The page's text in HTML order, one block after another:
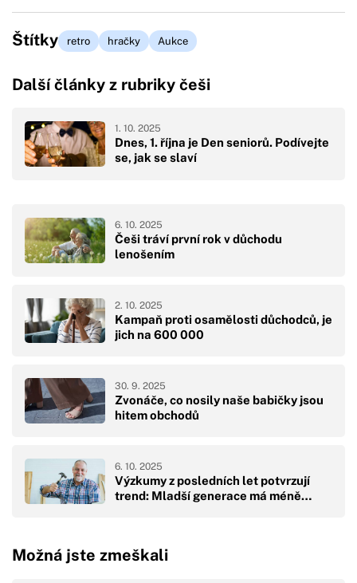
Štítky retro hračky Aukce
Další články z rubriky češi
Dnes, 1. října je Den seniorů. Podívejte
se, jak se slaví
1. 10. 2025
Češi tráví první rok v důchodu
lenošením
6. 10. 2025
Kampaň proti osamělosti důchodců, je
jich na 600 000
2. 10. 2025
Zvonáče, co nosily naše babičky jsou
hitem obchodů
30. 9. 2025
Výzkumy z posledních let potvrzují
trend: Mladší generace má méně…
6. 10. 2025
Možná jste zmeškali